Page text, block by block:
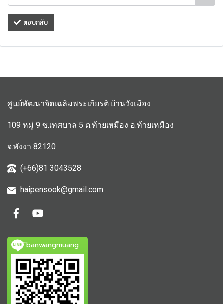
ตอบกลับ
ศูนย์พัฒนาจิตเฉลิมพระเกียรติ บ้านวังเมือง
109 หมู่ 9 ซ.เทศบาล 5 ต.ท้ายเหมือง อ.ท้ายเหมือง
จ.พังงา 82120
(+66)81 3043528
haipensook@gmail.com
ิbanwangmuang